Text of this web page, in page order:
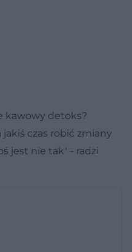
kawowy detoks?
czas robić zmiany
jest nie tak" - radzi